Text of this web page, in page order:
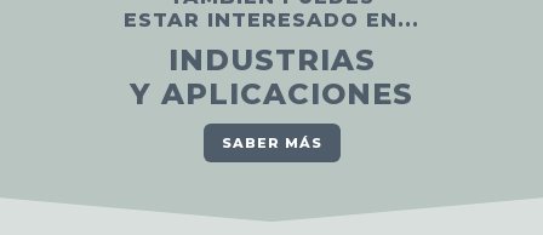
ESTAR INTERESADO EN...
INDUSTRIAS
Y APLICACIONES
SABER MÁS